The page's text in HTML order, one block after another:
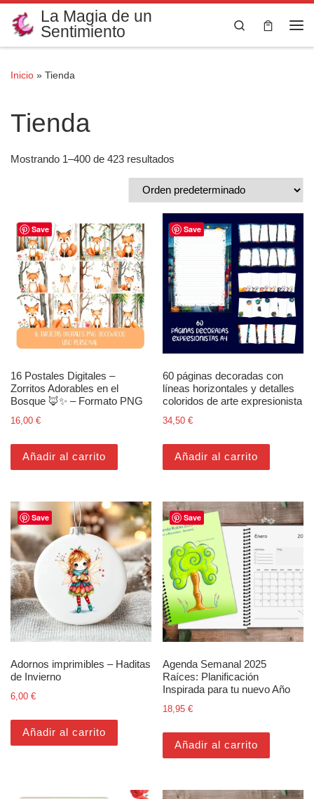
Saltar al contenido
La Magia de un
Sentimiento
Search
Inicio » Tienda
Tienda
Mostrando 1–400 de 423 resultados
Save
16 Postales Digitales –
Zorritos Adorables en el
Bosque 🦊✨ – Formato PNG
16,00 €
Añadir al carrito
Save
60 páginas decoradas con
líneas horizontales y detalles
coloridos de arte expresionista
34,50€
Añadir al carrito
Save
Adornos imprimibles – Haditas
de Invierno
6,00 €
Añadir al carrito
Save
Agenda Semanal 2025
Raíces: Planificación
Inspirada para tu nuevo Año
18,95€
Añadir al carrito